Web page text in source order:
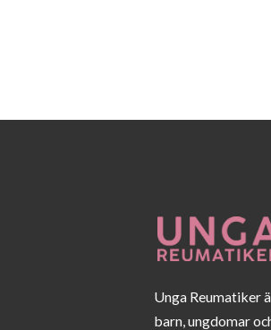
Unga Reumatiker
barn, ungdomar